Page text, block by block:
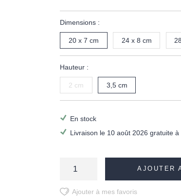
Dimensions :
20 x 7 cm 24 x 8 cm
Hauteur :
2 cm 3,5 cm
En stock
Livraison le 10 août 2026 gratuite
AJOUTER
Ajouter à mes favoris